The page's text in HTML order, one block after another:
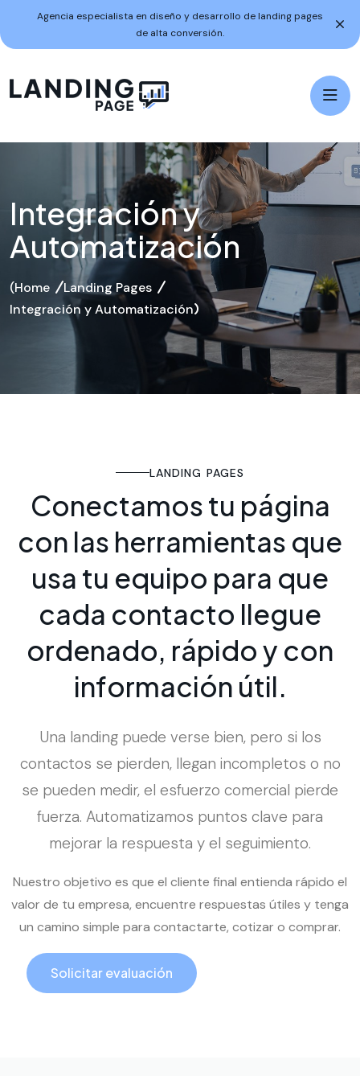
Agencia especialista en diseño y desarrollo de landing pages
de alta conversión.
Integración y
Automatización
Home
Landing Pages
Integración y Automatización
LANDING PAGES
Conectamostu página
con las herramientas que
usa tu equipo para que
cada contacto llegue
ordenado, rápidoy con
información útil.
Una landing puede verse bien, pero si los
contactos se pierden, llegan incompletos o no
se pueden medir, el esfuerzo comercial pierde
fuerza. Automatizamos puntos clave para
mejorar la respuesta y el seguimiento.
Nuestro objetivo es que el cliente final entienda rápido el
valor de tu empresa, encuentre respuestas útiles y tenga
un camino simple para contactarte, cotizar o comprar.
Solicitar evaluación